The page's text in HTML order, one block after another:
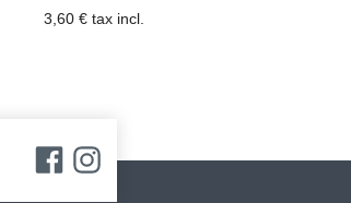
3,60 € tax incl.